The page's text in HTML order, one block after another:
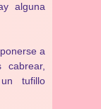
alguna
a
tufillo